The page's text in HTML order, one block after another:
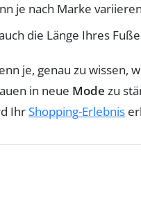
je nach Marke
die Länge Ihres
je, genau zu wissen,
in neue Mode zu
IhrShopping-Erlebnis